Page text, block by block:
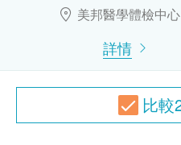
$1700 豐澤電子禮券
三酸甘油脂
總膽固醇
高密度膽固醇
HK$2,900.0
血色素成份分析
600.0
女性癌症指標檢查計劃
疫苗注射（不包括新冠疫
一般疫苗注射服務計
於6個月內 (由確認付
逾期作廢。
此項交易必須經醫生
如醫生認為不適合註
美邦醫學體檢中心
詳情
比較